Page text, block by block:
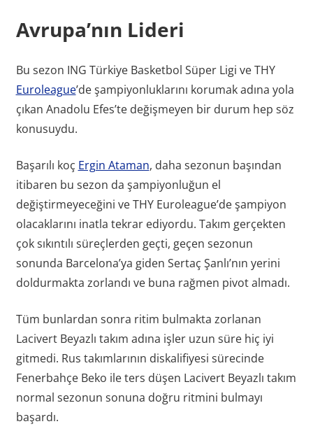
Avrupa’nın Lideri
Bu sezon ING Türkiye Basketbol Süper Ligi ve THY
Euroleague’de şampiyonluklarını korumak adına yola
çıkan Anadolu Efes’te değişmeyen bir durum hep söz
konusuydu.
Başarılı koç Ergin Ataman, daha sezonun başından
itibaren bu sezon da şampiyonluğun el
değiştirmeyeceğini ve THY Euroleague’de şampiyon
olacaklarını inatla tekrar ediyordu. Takım gerçekten
çok sıkıntılı süreçlerden geçti, geçen sezonun
sonunda Barcelona’ya giden Sertaç Şanlı’nın yerini
doldurmakta zorlandı ve buna rağmen pivot almadı.
Tüm bunlardan sonra ritim bulmakta zorlanan
Lacivert Beyazlı takım adına işler uzun süre hiç iyi
gitmedi. Rus takımlarının diskalifiyesi sürecinde
Fenerbahçe Beko ile ters düşen Lacivert Beyazlı takım
normal sezonun sonuna doğru ritmini bulmayı
başardı.